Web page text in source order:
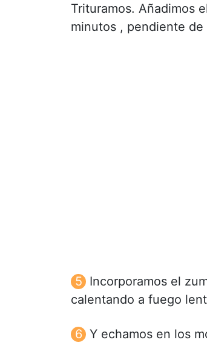
Trituramos. Añadimos
minutos , pendiente
Incorporamos el
calentando a fuego
Y echamos en los